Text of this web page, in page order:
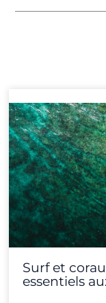
Surf et
essentiels